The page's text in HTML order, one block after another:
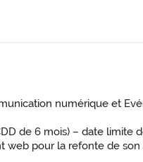
numérique et
de 6 mois) – date limite
pour la refonte de